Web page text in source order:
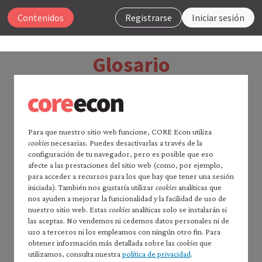
Registrarse Iniciar sesión
Contenidos
Para que nuestro sitio web funcione, CORE Econ utiliza
cookiesnecesarias. Puedes desactivarlas a través de la
configuración de tu navegador, pero es posible que eso
afecte a las prestaciones del sitio web (como, por ejemplo,
para acceder a recursos para los que hay que tener una sesión
iniciada). También nos gustaría utilizarcookiesanalíticas que
nos ayuden a mejorar la funcionalidad y la facilidad de uso de
nuestro sitio web. Estas cookiesanalíticas solo se instalarán si
las aceptas. No vendemos ni cedemos datos personales ni de
uso a terceros ni los empleamos con ningún otro fin. Para
obtener información más detallada sobre las cookiesque
utilizamos, consulta nuestra política de privacidad.
Glosario
acciones, participaciones
Las acciones o
participaciones son activos financieros que pueden
comprarse y venderse, lo que otorga a sus propietarios
(los accionistas) la propiedad compartida de los
activos de una empresa y, por lo tanto, el derecho a
recibir la parte correspondiente del beneficio de la
Cerrar
La economía 2.0
Página principal deLa economía
La economía2.0:
Macroeconomía
Índice de contenidos —
*Microeconomía*
Prefacio
Nota para docentes
Cómo citar *La economía* 2.0: